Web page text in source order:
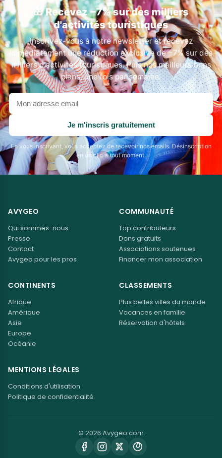
🎁 Recevez −7% sur des milliers
d'activités touristiques
Inscrivez-vous à notre newsletter et recevez
immédiatement une réduction exclusive de −7% sur des
milliers d'activités touristiques. Puis nos meilleurs bons
plans, une fois par semaine.
Votre
adresse
email
Je m'inscris gratuitement
En vous inscrivant, vous acceptez de recevoir nos emails. Désinscription
en un clic à tout moment.
AVYGEO
Qui sommes-nous
Presse
Contact
Avygeo pour les pros
COMMUNAUTÉ
Top contributeurs
Dons gratuits
Associations soutenues
Financer mon association
CONTINENTS
Afrique
Amérique
Asie
Europe
Océanie
CLASSEMENTS
Plus belles villes du monde
Vacances en famille
Réservation d'hôtels
MENTIONS LÉGALES
Conditions d'utilisation
Politique de confidentialité
© 2026 Avygeo.com